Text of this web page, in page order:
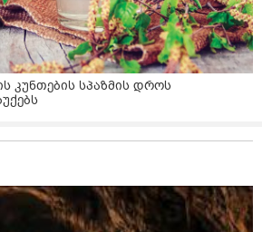
კუნთების სპაზმის დროს